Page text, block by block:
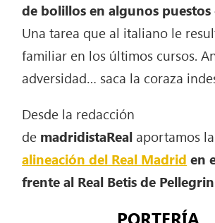
de bolillos en algunos puestos
Una tarea que al italiano le
familiar en los últimos cursos.
adversidad… saca la coraza
Desde la redacción
de madridistaRealaportamos la
alineación del Real Madrid en
frente al Real Betis de
PORTERÍA